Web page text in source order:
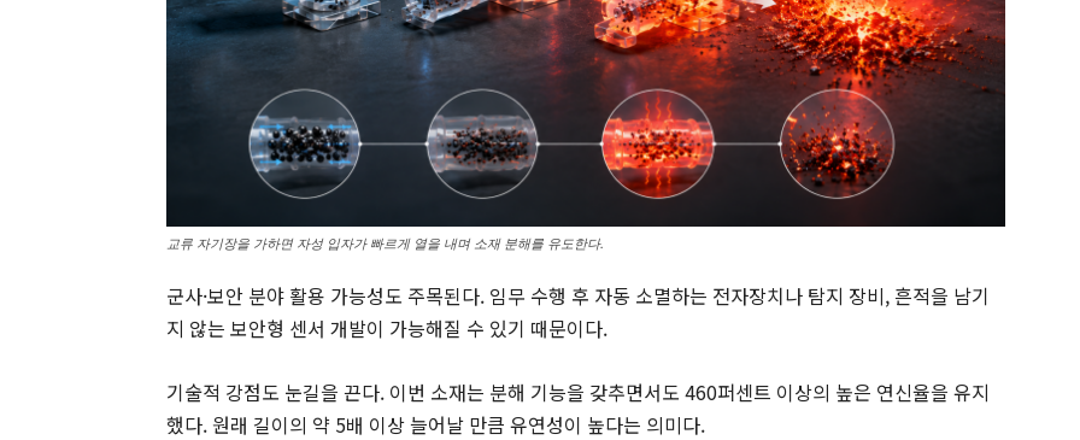
교류 자기장을 가하면 자성 입자가 빠르게 열을 내며 소재 분해를 유도한다.
군사·보안 분야 활용 가능성도 주목된다. 임무 수행 후 자동 소멸하는 전자장치나 탐지 장비, 흔적을 남기
지 않는 보안형 센서 개발이 가능해질 수 있기 때문이다.
기술적 강점도 눈길을 끈다. 이번 소재는 분해 기능을 갖추면서도 460퍼센트 이상의 높은 연신율을 유지
했다. 원래 길이의 약 5배 이상 늘어날 만큼 유연성이 높다는 의미다.